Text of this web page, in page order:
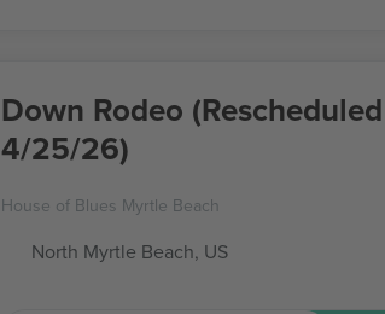
Down Rodeo
4/25/26)
House of Blues Myrtle Beach
North Myrtle Beach, US